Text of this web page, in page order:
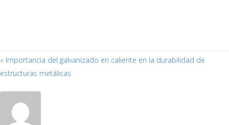
« Importancia del galvanizado en caliente en la durabilidad de
estructuras metálicas